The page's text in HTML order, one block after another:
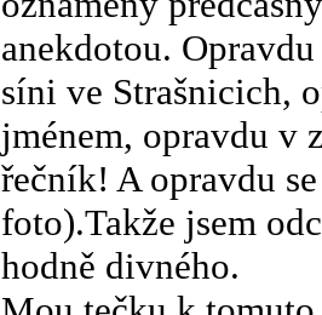
anekdotou.
síni ve Strašnicich,
jménem, opravdu v
řečník! A opravdu
foto).Takže jsem
hodně divného.